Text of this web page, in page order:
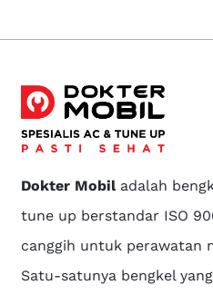
Dokter Mobiladalah
tune up berstandar ISO
canggih untuk perawatan
Satu-satunya bengkel